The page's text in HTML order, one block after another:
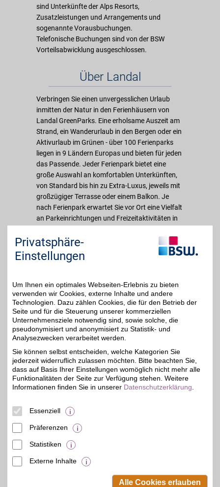
sind Unterkünfte der Alps Resorts,
Zusatzleistungen und Arrangements und
sogenannte Vorausbuchungen.
Telefonische Buchungen sind von der BSW
Vorteilsabwicklung ausgeschlossen.
Über Landal
Verbringen Sie einen unvergesslichen Urlaub
inmitten der Natur in den Ferienhäusern von
Landal GreenParks. Eine erholsame Auszeit am
Strand, ein Wanderurlaub in den Bergen oder ein
Aktivurlaub im Grünen - über 100 Ferienparks
liegen in 9 Ländern Europas und bieten für jeden
das Passende. Jeder Ferienpark bietet eine
große Auswahl an komfortablen Unterkünften,
von Standard bis hin zu Extra-Luxus, jeweils mit
großzügiger Terrasse oder einem Balkon. Je
nach Ferienpark erwartet Sie vor Ort eine Vielfalt
an Parkeinrichtungen und Freizeitaktivitäten in
Schwimmbad, Indoor-Spielparadies oder
Restaurant.
Zwölf Parks liegen zudem in den bekanntesten
Deutschlands und der Schweiz und sind somit
auch eine perfekte Reisedestination im Winter.
Hier kommen Winter(sport)urlauber voll auf ihre
Kosten!
Merkmale
Beamten-Selbsthilfewerk GmbH.
Privatsphäre-
Einstellungen
Um Ihnen ein optimales Webseiten-Erlebnis zu bieten
verwenden wir Cookies, externe Inhalte und andere
Technologien. Dazu zählen Cookies, die für den Betrieb der
Seite und für die Steuerung unserer kommerziellen
Unternehmensziele notwendig sind, sowie solche, die
pseudonymisiert und anonymisiert zu Statistik- und
Analysezwecken verarbeitet werden.
Sie können selbst entscheiden, welche Kategorien Sie
jederzeit widerruflich zulassen möchten. Bitte beachten Sie,
dass auf Basis Ihrer Einstellungen womöglich nicht mehr alle
Funktionalitäten der Seite zur Verfügung stehen. Weitere
Informationen finden Sie in unserer Datenschutzerklärung
Essenziell
Präferenzen
Statistiken
Externe Inhalte
Alle Cookies erlauben